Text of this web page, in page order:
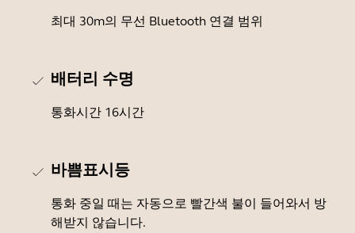
최대 30m의 무선 Bluetooth 연결 범위
배터리 수명
통화시간 16시간
바쁨표시등
통화 중일 때는 자동으로 빨간색 불이 들어와서 방
해받지 않습니다.